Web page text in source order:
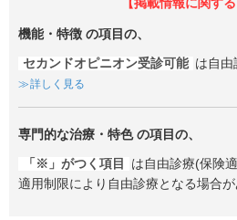
【掲載情報に関する
機能・特徴 の項目の、
セカンドオピニオン受診可能 は自由
詳しく見る
専門的な治療・特色の項目の、
「※」がつく項目
は自由診療(保険
適用制限により自由診療となる場合が